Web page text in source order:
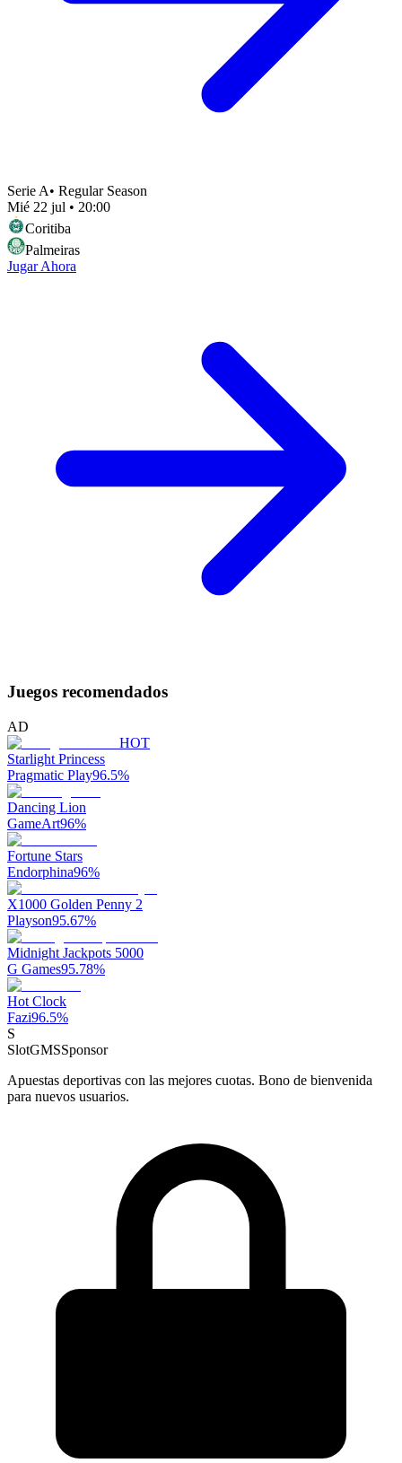
Serie A• Regular Season
Mié 22 jul • 20:00
Coritiba
Palmeiras
Jugar Ahora
Juegos recomendados
AD
HOT
Starlight Princess
Pragmatic Play96.5%
Dancing Lion
GameArt96%
Fortune Stars
Endorphina96%
X1000 Golden Penny 2
Playson95.67%
Midnight Jackpots 5000
G Games95.78%
Hot Clock
Fazi96.5%
S
SlotGMSSponsor
Apuestas deportivas con las mejores cuotas. Bono de bienvenida
para nuevos usuarios.